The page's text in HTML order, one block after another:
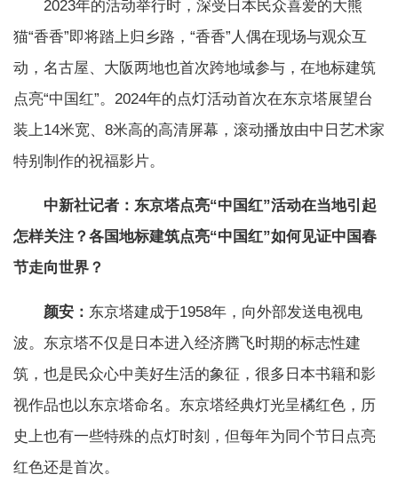
2023年的活动举行时，深受日本民众喜爱的大熊
猫“香香”即将踏上归乡路，“香香”人偶在现场与观众互
动，名古屋、大阪两地也首次跨地域参与，在地标建筑
点亮“中国红”。2024年的点灯活动首次在东京塔展望台
装上14米宽、8米高的高清屏幕，滚动播放由中日艺术家
特别制作的祝福影片。
中新社记者：东京塔点亮“中国红”活动在当地引起
怎样关注？各国地标建筑点亮“中国红”如何见证中国春
节走向世界？
颜安： 东京塔建成于1958年，向外部发送电视电
波。东京塔不仅是日本进入经济腾飞时期的标志性建
筑，也是民众心中美好生活的象征，很多日本书籍和影
视作品也以东京塔命名。东京塔经典灯光呈橘红色，历
史上也有一些特殊的点灯时刻，但每年为同个节日点亮
红色还是首次。